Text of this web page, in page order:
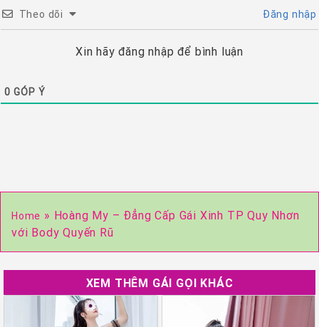
Theo dõi Đăng nhập
Xin hãy đăng nhập để bình luận
0 GÓP Ý
Home » Hoàng My – Đẳng Cấp Gái Xinh TP Quy Nhơn
với Body Quyến Rũ
XEM THÊM GÁI GỌI KHÁC